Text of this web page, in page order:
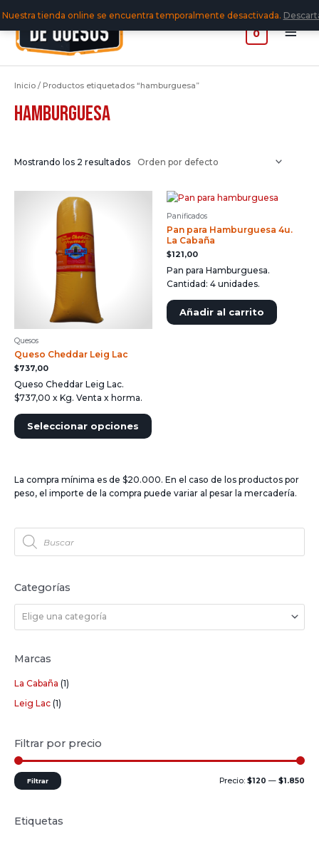
0
Categorías
Elige una categoría
Marcas
La Cabaña (1)
Leig Lac (1)
Filtrar por precio
Filtrar Precio: $120 — $1.850
Etiquetas
Inicio / Productos etiquetados “hamburguesa”
hamburguesa
Mostrando los 2 resultados
Quesos
Queso Cheddar Leig Lac
$737,00
Queso Cheddar Leig Lac.
$737,00 x Kg. Venta x horma.
Seleccionar opciones
Panificados
Pan para Hamburguesa 4u.
La Cabaña
$121,00
Pan para Hamburguesa.
Cantidad: 4 unidades.
Añadir al carrito
La compra mínima es de $20.000. En el caso de los productos por
peso, el importe de la compra puede variar al pesar la mercadería.
Nuestra tienda online se encuentra temporalmente desactivada.